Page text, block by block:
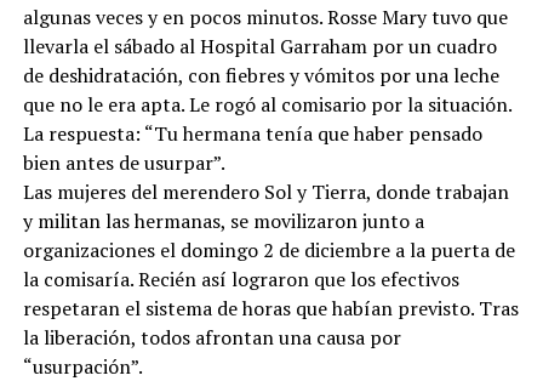
algunas veces y en pocos minutos. Rosse Mary tuvo que
llevarla el sábado al Hospital Garraham por un cuadro
de deshidratación, con fiebres y vómitos por una leche
que no le era apta. Le rogó al comisario por la situación.
La respuesta: “Tu hermana tenía que haber pensado
bien antes de usurpar”.
Las mujeres del merendero Sol y Tierra, donde trabajan
y militan las hermanas, se movilizaron junto a
organizaciones el domingo 2 de diciembre a la puerta de
la comisaría. Recién así lograron que los efectivos
respetaran el sistema de horas que habían previsto. Tras
la liberación, todos afrontan una causa por
“usurpación”.